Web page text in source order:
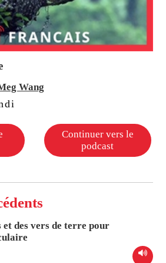
Wang
Continuer vers le
podcast
et des vers de terre pour